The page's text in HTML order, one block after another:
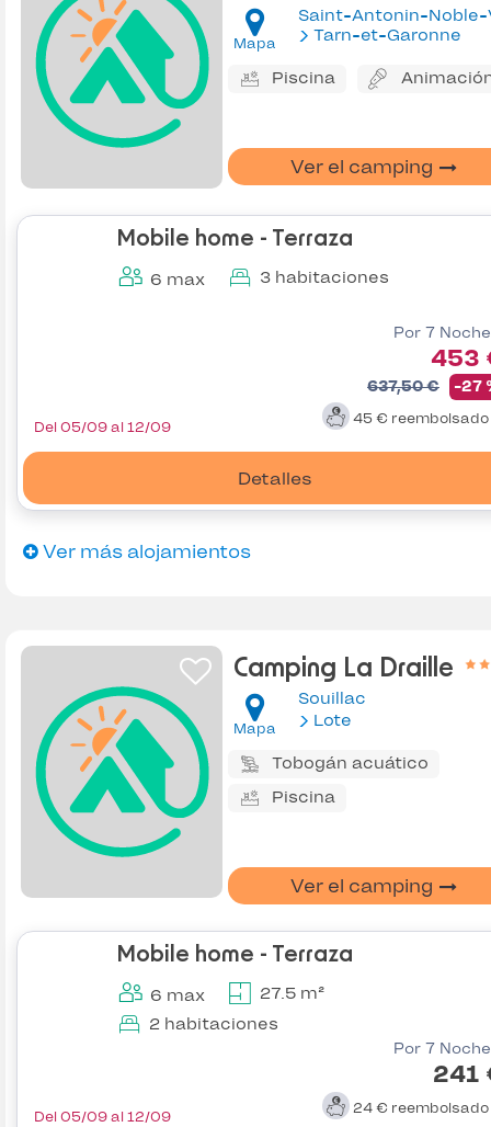
Mapa
Saint-Antonin-Noble-
Tarn-et-Garonne
Piscina
Ver el camping
Mobile home - Terraza
6 max 3 habitaciones
Por 7
453
637,50 € -27
45 € reembolsado
Detalles
Del 05/09 al 12/09
Ver más alojamientos
Camping La Draille
Mapa
Souillac
Lote
Tobogán acuático
Piscina
Ver el camping
Mobile home - Terraza
6 max
27.5 m²
2 habitaciones
Por 7
241
24 € reembolsado
Del 05/09 al 12/09